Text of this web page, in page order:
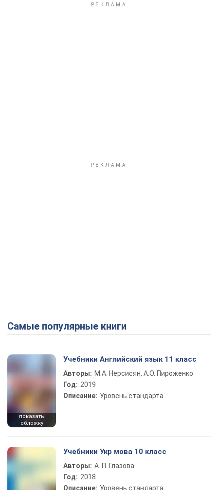
Самые популярные книги
показать
обложку
Учебники Английский язык 11 класс
Авторы: М.А. Нерсисян, А.О. Пироженко
Год: 2019
Описание: Уровень стандарта
Учебники Укр мова 10 класс
Авторы: А. П. Глазова
Год: 2018
Описание: Уровень стандарта